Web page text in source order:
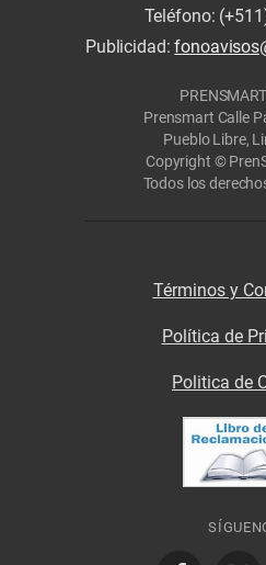
Teléfono:
Publicidad:
Prensmart Calle
Pueblo Libre,
Copyright ©
Todos los
Términos y
Política de
Politica de